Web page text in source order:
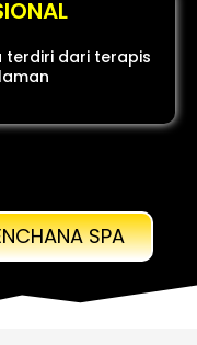
terdiri dari terapis
SPA